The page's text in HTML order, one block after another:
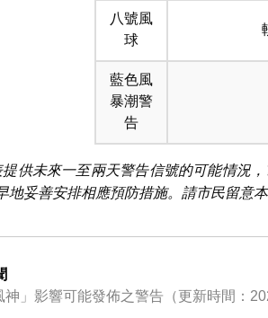
八號風
球
藍色風
暴潮警
告
提供未來一至兩天警告信號的可能情況
地妥善安排相應預防措施。請市民留意
」影響可能發佈之警告（更新時間：